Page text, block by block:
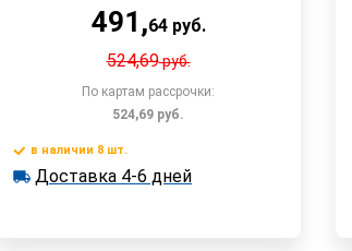
491 ,64руб.
524,69руб.
По картам рассрочки:
524,69 руб.
В корзину
в наличии 8 шт. Доставка 4-6 дней
в наличии 8 шт.
Доставка 4-6 дней